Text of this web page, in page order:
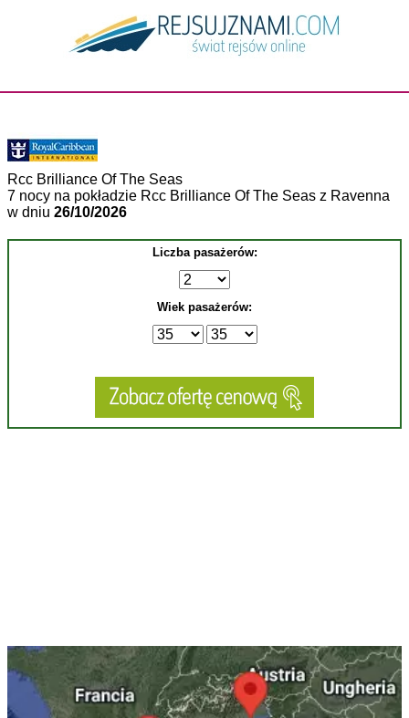
Rcc Brilliance Of The Seas
7 nocy na pokładzie Rcc Brilliance Of The Seas z Ravenna
w dniu 26/10/2026
Liczba pasażerów:
Wiek pasażerów: